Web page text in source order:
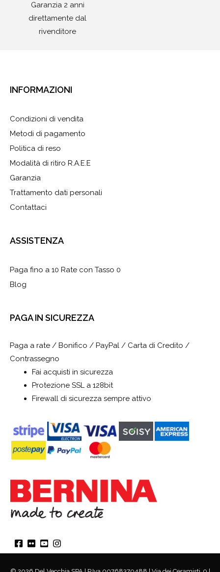
Garanzia 2 anni
direttamente dal
rivenditore
INFORMAZIONI
Condizioni di vendita
Metodi di pagamento
Politica di reso
Modalità di ritiro R.A.E.E
Garanzia
Trattamento dati personali
Contattaci
ASSISTENZA
Paga fino a 10 Rate con Tasso 0
Blog
PAGA IN SICUREZZA
Paga a rate / Bonifico / PayPal / Carta di Credito /
Contrassegno
Fai acquisti in sicurezza
Protezione SSL a 128bit
Firewall di sicurezza sempre attivo